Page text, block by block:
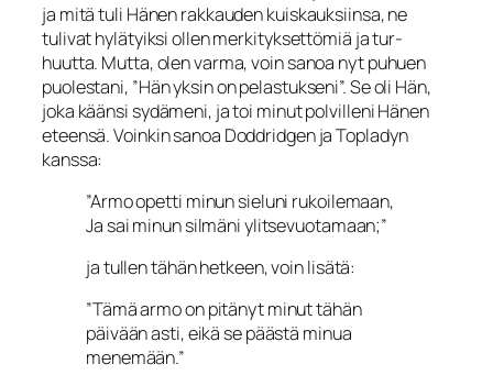
ja mitä tuli Hä­nen rakkauden kuiskauksiinsa, ne
tulivat hylätyiksi ollen merkityksettömiä ja tur­
huutta. Mutta, olen varma, voin sanoa nyt puhuen
puolestani, ”Hän yksin on pelas­tukseni”. Se oli Hän,
joka käänsi sydämeni, ja toi minut polvilleni Hänen
eteensä. Voinkin sanoa Doddridgen ja Topladyn
kanssa:
”Armo opetti minun sieluni rukoilemaan,
Ja sai minun silmäni ylitsevuotamaan;”
ja tullen tähän hetkeen, voin lisätä:
”Tämä armo on pitänyt minut tähän
päivään asti, eikä se päästä minua
menemään.”